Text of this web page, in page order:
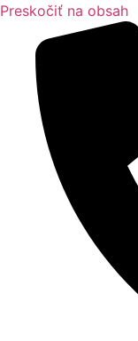
Preskočiť na obsah